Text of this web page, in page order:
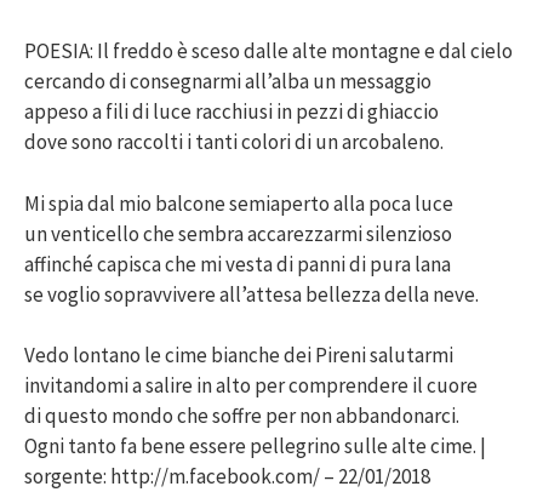
POESIA: Il freddo è sceso dalle alte montagne e dal cielo
cercando di consegnarmi all’alba un messaggio
appeso a fili di luce racchiusi in pezzi di ghiaccio
dove sono raccolti i tanti colori di un arcobaleno.
Mi spia dal mio balcone semiaperto alla poca luce
un venticello che sembra accarezzarmi silenzioso
affinché capisca che mi vesta di panni di pura lana
se voglio sopravvivere all’attesa bellezza della neve.
Vedo lontano le cime bianche dei Pireni salutarmi
invitandomi a salire in alto per comprendere il cuore
di questo mondo che soffre per non abbandonarci.
Ogni tanto fa bene essere pellegrino sulle alte cime. |
sorgente: http://m.facebook.com/ – 22/01/2018